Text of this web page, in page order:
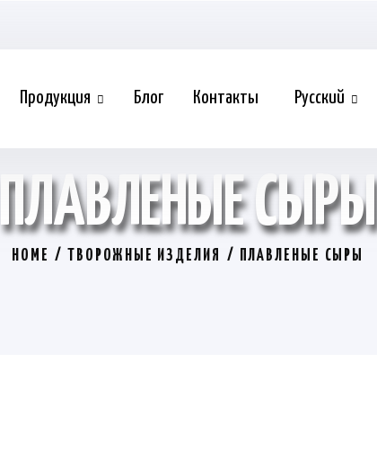
Продукция Блог Контакты Русский
ПЛАВЛЕНЫЕ СЫРЫ
HOME ТВОРОЖНЫЕ ИЗДЕЛИЯ ПЛАВЛЕНЫЕ СЫРЫ